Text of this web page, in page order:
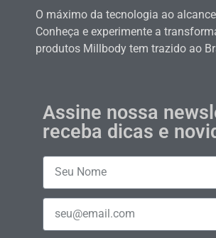
O máximo da tecnologia ao
Conheça e experimente a
produtos Millbody tem trazido ao
Assine nossa
receba dicas e